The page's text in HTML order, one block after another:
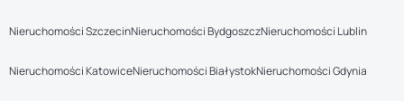
Nieruchomości SzczecinNieruchomości BydgoszczNieruchomości Lublin
Nieruchomości KatowiceNieruchomości BiałystokNieruchomości Gdynia